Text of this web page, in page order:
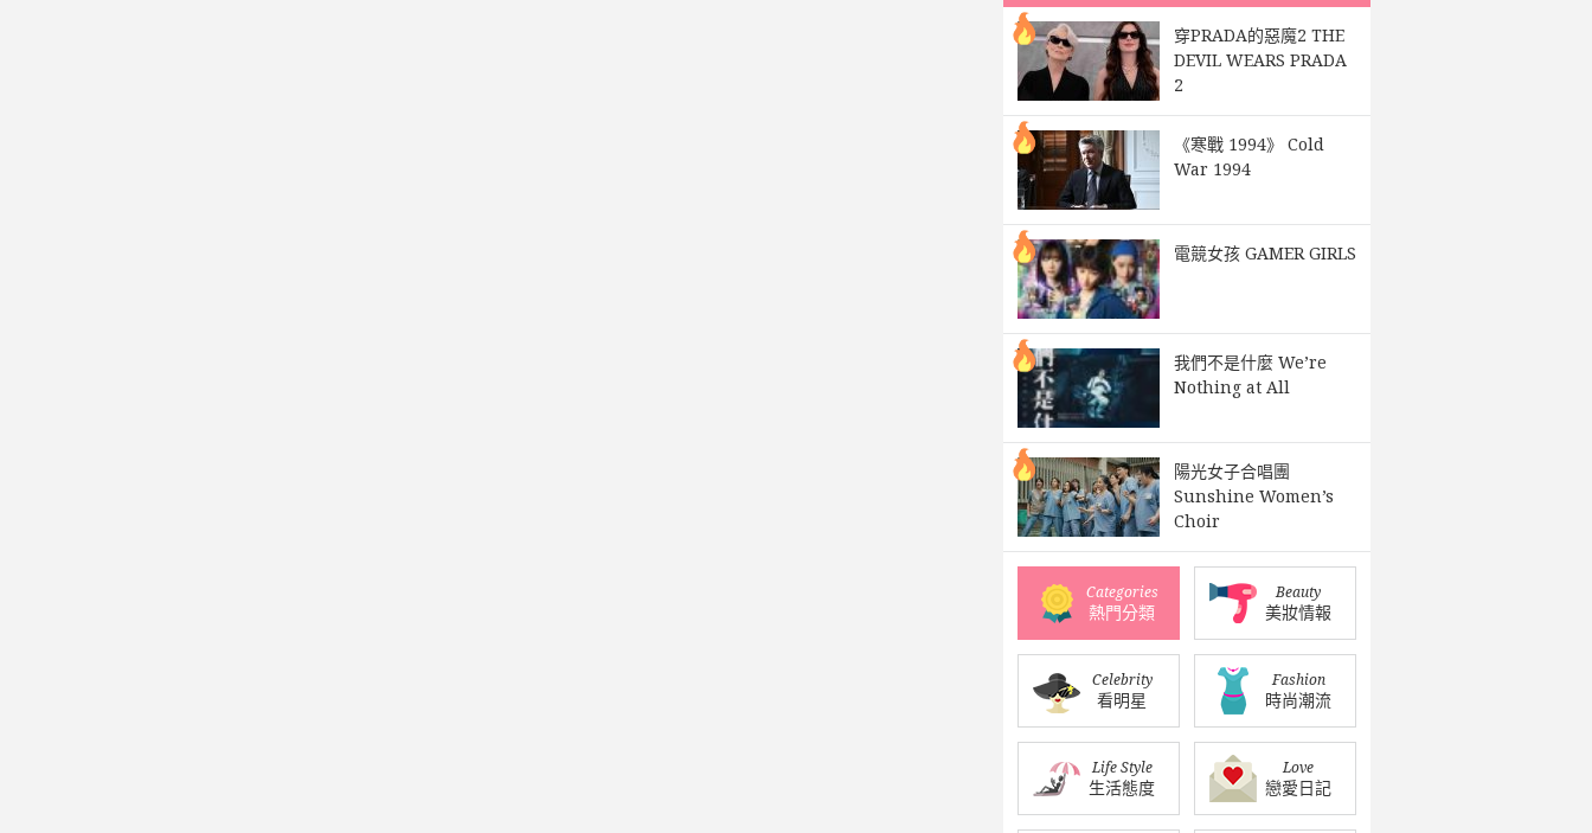
穿PRADA的惡魔2 THE
DEVIL WEARS PRADA
2
《寒戰 1994》 Cold
War 1994
電競女孩 GAMER GIRLS
我們不是什麼 We’re
Nothing at All
陽光女子合唱團
Sunshine Women’s
Choir
Categories
熱門分類
Beauty
美妝情報
Celebrity
看明星
Fashion
時尚潮流
Life Style
生活態度
Love
戀愛日記